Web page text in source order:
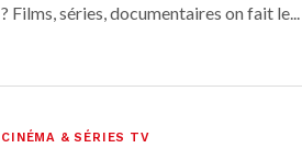
? Films, séries, documentaires on fait le...
CINÉMA & SÉRIES TV